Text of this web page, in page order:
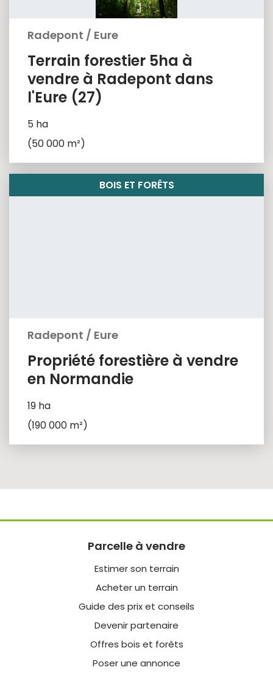
Radepont / Eure
Terrain forestier 5ha à
vendre à Radepont dans
l'Eure (27)
5 ha
(50 000 m²)
BOIS ET FORÊTS
Radepont / Eure
Propriété forestière à vendre
en Normandie
19 ha
(190 000 m²)
Parcelle à vendre
Estimer son terrain
Acheter un terrain
Guide des prix et conseils
Devenir partenaire
Offres bois et forêts
Poser une annonce